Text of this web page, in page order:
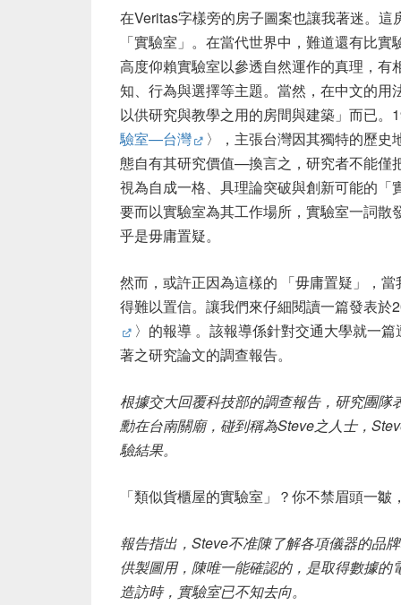
在Veritas字樣旁的房子圖案也讓我著迷。
「實驗室」。在當代世界中，難道還有比
高度仰賴實驗室以參透自然運作的真理，
知、行為與選擇等主題。當然，在中文的
以供研究與教學之用的房間與建築」而已。
驗室—台灣
〉，主張台灣因其獨特的歷
態自有其研究價值—換言之，研究者不能僅
視為自成一格、具理論突破與創新可能的
要而以實驗室為其工作場所，實驗室一詞
乎是毋庸置疑。
然而，或許正因為這樣的 「毋庸置疑」，
得難以置信。讓我們來仔細閱讀一篇發表於
〉的報導 。該報導係針對交通大學就一
著之研究論文的調查報告。
根據交大回覆科技部的調查報告，研究團
勳在台南關廟，碰到稱為Steve之人士，
驗結果。
「類似貨櫃屋的實驗室」？你不禁眉頭一
報告指出，Steve不准陳了解各項儀器的品
供製圖用，陳唯一能確認的，是取得數據
造訪時，實驗室已不知去向。